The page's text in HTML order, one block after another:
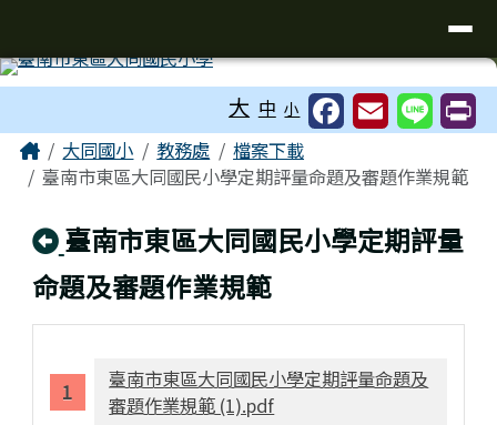
大 中 小
主內容區域
Home大同國小 教務處
檔案下載
臺南市東區大同國民小學定期評量命題及審題作業規範
回上頁
臺南市東區大同國民小學定期評量
命題及審題作業規範
臺南市東區大同國民小學定期評量命題及
審題作業規範 (1).pdf
頁尾區域